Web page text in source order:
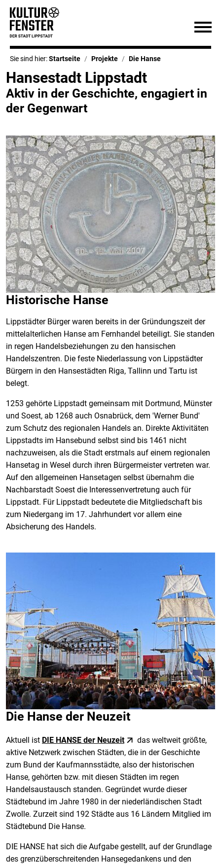
Sie sind hier:Startseite Projekte Die Hanse
Hansestadt Lippstadt
Aktiv in der Geschichte, engagiert in
der Gegenwart
Historische Hanse
Lippstädter Bürger waren bereits in der Gründungszeit der
mittelalterlichen Hanse am Fernhandel beteiligt. Sie standen
in regen Handelsbeziehungen zu den hansischen
Handelszentren. Die feste Niederlassung von Lippstädter
Bürgern in den Hansestädten Riga, Tallinn und Tartu ist
belegt.
1253 gehörte Lippstadt gemeinsam mit Dortmund, Münster
und Soest, ab 1268 auch Osnabrück, dem 'Werner Bund'
zum Schutz des regionalen Handels an. Direkte Aktivitäten
Lippstadts im Hansebund selbst sind bis 1461 nicht
nachzuweisen, als die Stadt erstmals auf einem regionalen
Hansetag in Wesel durch ihren Bürgermeister vertreten war.
Auf den allgemeinen Hansetagen selbst übernahm die
Nachbarstadt Soest die Interessenvertretung auch für
Lippstadt. Für Lippstadt bedeutete die Mitgliedschaft bis
zum Niedergang im 17. Jahrhundert vor allem eine
Absicherung des Handels.
Die Hanse der Neuzeit
Aktuell ist DIE HANSE der Neuzeit
das weltweit größte,
aktive Netzwerk zwischen Städten, die in der Geschichte
zum Bund der Kaufmannsstädte, also der historischen
Hanse, gehörten bzw. mit diesen Städten im regen
Handelsaustausch standen. Gegründet wurde dieser
Städtebund im Jahre 1980 in der niederländischen Stadt
Zwolle. Zurzeit sind 192 Städte aus 16 Ländern Mitglied im
Städtebund Die Hanse.
DIE HANSE hat sich die Aufgabe gestellt, auf der Grundlage
des grenzüberschreitenden Hansegedankens und den